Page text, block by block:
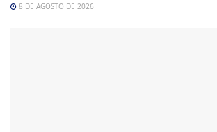
8 DE AGOSTO DE 2026